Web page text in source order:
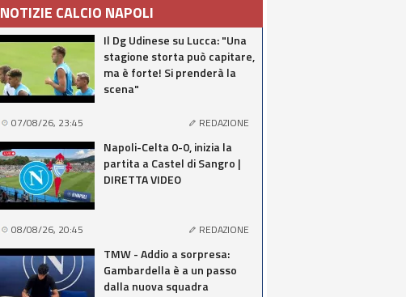
NOTIZIE CALCIO NAPOLI
Il Dg Udinese su Lucca: "Una
stagione storta può capitare,
ma è forte! Si prenderà la
scena"
07/08/26, 23:45 REDAZIONE
Napoli-Celta 0-0, inizia la
partita a Castel di Sangro |
DIRETTA VIDEO
08/08/26, 20:45 REDAZIONE
TMW - Addio a sorpresa:
Gambardella è a un passo
dalla nuova squadra